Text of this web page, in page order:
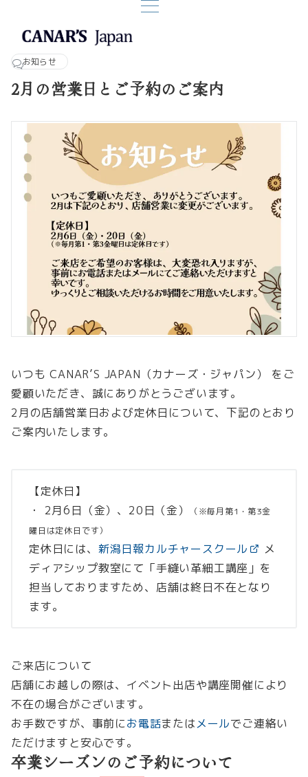
お知らせ
2月の営業日とご予約のご案内
いつも CANAR’S JAPAN（カナーズ・ジャパン） をご
愛顧いただき、誠にありがとうございます。
2月の店舗営業日および定休日について、下記のとおり
ご案内いたします。
【定休日】
・ 2月6日（金）、20日（金）
（※毎月第1・第3金
曜日は定休日です）
定休日には、 新潟日報カルチャースクール
メ
ディアシップ教室にて「手縫い革細工講座」を
担当しておりますため、店舗は終日不在となり
ます。
ご来店について
店舗にお越しの際は、イベント出店や講座開催により
不在の場合がございます。
お手数ですが、事前にお電話またはメールでご連絡い
ただけますと安心です。
卒業シーズンのご予約について